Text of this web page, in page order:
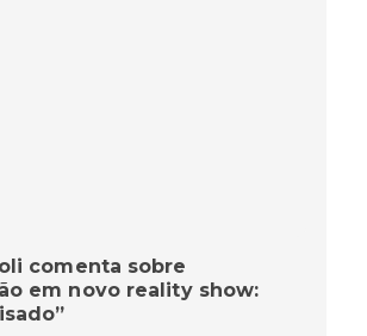
comenta sobre
em novo reality show: